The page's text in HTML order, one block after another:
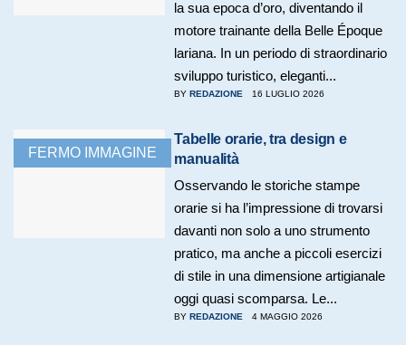
la sua epoca d’oro, diventando il
motore trainante della Belle Époque
lariana. In un periodo di straordinario
sviluppo turistico, eleganti...
BY REDAZIONE 16 LUGLIO 2026
FERMO IMMAGINE
Tabelle orarie, tra design e
manualità
Osservando le storiche stampe
orarie si ha l’impressione di trovarsi
davanti non solo a uno strumento
pratico, ma anche a piccoli esercizi
di stile in una dimensione artigianale
oggi quasi scomparsa. Le...
BY REDAZIONE 4 MAGGIO 2026